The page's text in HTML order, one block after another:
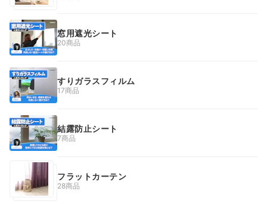
窓用遮光シート
20商品
すりガラスフィルム
17商品
結露防止シート
7商品
フラットカーテン
28商品